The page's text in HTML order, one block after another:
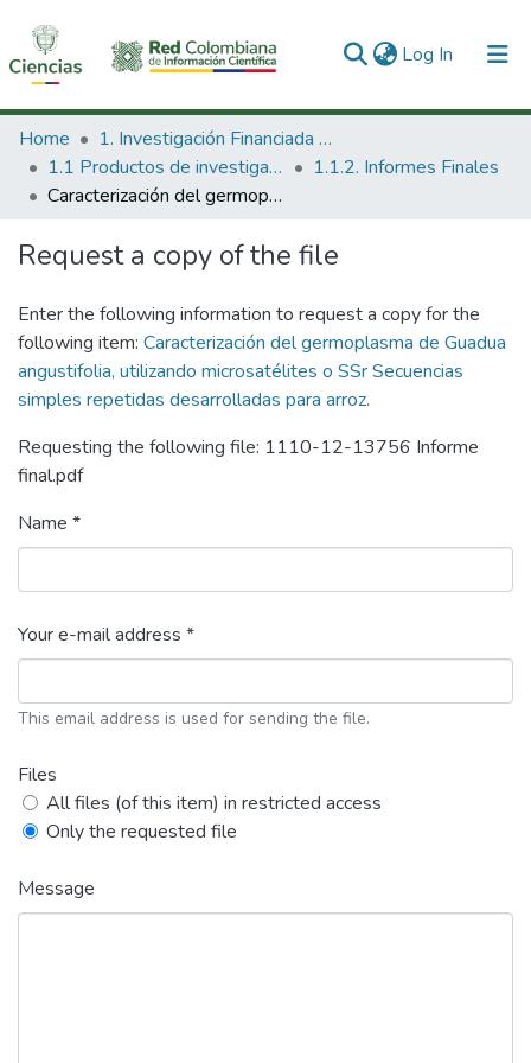
Log In (current)
Communities & Collections
All of DSpace
Home
1. Investigación Financiada con Recursos Públicos
1.1 Productos de investigación
1.1.2. Informes Finales
Caracterización del germoplasma de Guadua angustifolia, utilizando microsatélites o SSr Secuencias simples repetidas desarrolladas para arroz.
Request a copy of the file
Enter the following information to request a copy for the
following item: Caracterización del germoplasma de Guadua
angustifolia, utilizando microsatélites o SSr Secuencias
simples repetidas desarrolladas para arroz.
Requesting the following file: 1110-12-13756 Informe
final.pdf
Name *
Your e-mail address *
This email address is used for sending the file.
Files
All files (of this item) in restricted access
Only the requested file
Message